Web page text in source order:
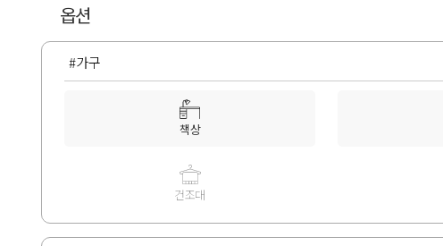
옵션
#가구
책상
건조대